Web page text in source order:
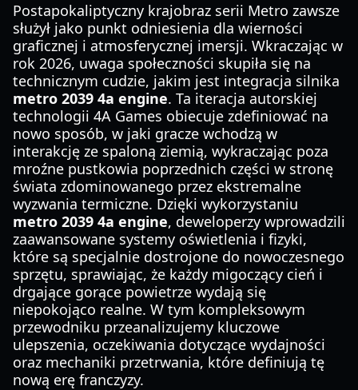
Postapokaliptyczny krajobraz serii Metro zawsze
służył jako punkt odniesienia dla wierności
graficznej i atmosferycznej imersji. Wkraczając w
rok 2026, uwaga społeczności skupiła się na
technicznym cudzie, jakim jest integracja silnika
metro 2039 4a engine. Ta iteracja autorskiej
technologii 4A Games obiecuje zdefiniować na
nowo sposób, w jaki gracze wchodzą w
interakcję ze spaloną ziemią, wykraczając poza
mroźne pustkowia poprzednich części w stronę
świata zdominowanego przez ekstremalne
wyzwania termiczne. Dzięki wykorzystaniu
metro 2039 4a engine, deweloperzy wprowadzili
zaawansowane systemy oświetlenia i fizyki,
które są specjalnie dostrojone do nowoczesnego
sprzętu, sprawiając, że każdy migoczący cień i
drgające gorące powietrze wydają się
niepokojąco realne. W tym kompleksowym
przewodniku przeanalizujemy kluczowe
ulepszenia, oczekiwania dotyczące wydajności
oraz mechaniki przetrwania, które definiują tę
nową erę franczyzy.